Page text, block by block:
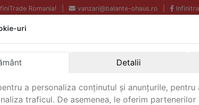
Romania! vanzari@balante-ohaus.ro
Echipamente profesionale
pentru laborator.
Garantie Internationala.
uri
Detalii
a personaliza conținutul și anunțurile,
traficul. De asemenea, le oferim